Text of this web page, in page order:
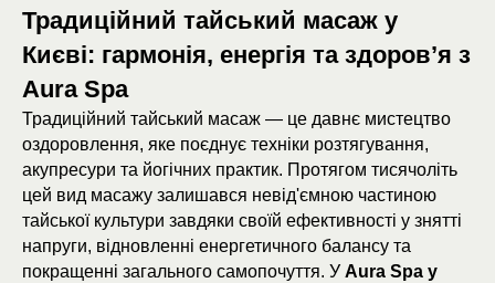
Традиційний тайський масаж у
Києві: гармонія, енергія та здоров’я з
Aura Spa
Традиційний тайський масаж — це давнє мистецтво
оздоровлення, яке поєднує техніки розтягування,
акупресури та йогічних практик. Протягом тисячоліть
цей вид масажу залишався невід'ємною частиною
тайської культури завдяки своїй ефективності у знятті
напруги, відновленні енергетичного балансу та
покращенні загального самопочуття. У Aura Spa у